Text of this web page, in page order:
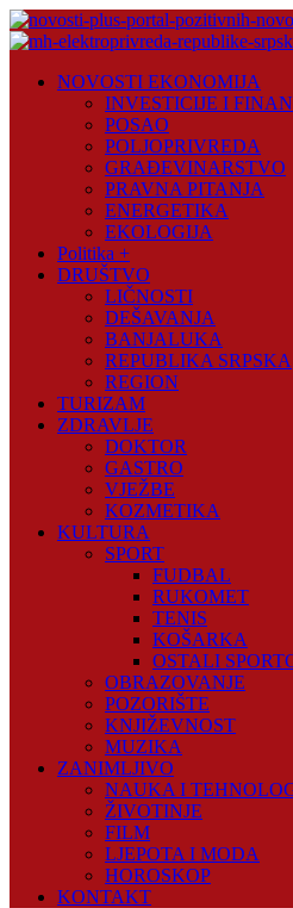
Skip
to
Plus
NOVOSTI EKONOMIJA
INVESTICIJE I
POSAO
POLJOPRIVREDA
GRAĐEVINARSTVO
PRAVNA PITANJA
ENERGETIKA
EKOLOGIJA
Politika +
DRUŠTVO
LIČNOSTI
DEŠAVANJA
BANJALUKA
REPUBLIKA SRPSKA
REGION
TURIZAM
ZDRAVLJE
DOKTOR
GASTRO
VJEŽBE
KOZMETIKA
KULTURA
SPORT
FUDBAL
RUKOMET
TENIS
KOŠARKA
OSTALI
OBRAZOVANJE
POZORIŠTE
KNJIŽEVNOST
MUZIKA
ZANIMLJIVO
NAUKA I
ŽIVOTINJE
FILM
LJEPOTA I MODA
HOROSKOP
KONTAKT